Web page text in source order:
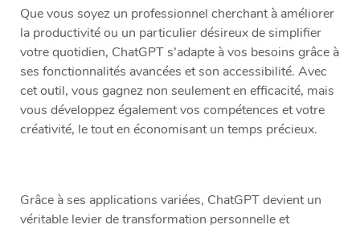
Que vous soyez un professionnel cherchant à améliorer
la productivité ou un particulier désireux de simplifier
votre quotidien, ChatGPT s’adapte à vos besoins grâce à
ses fonctionnalités avancées et son accessibilité. Avec
cet outil, vous gagnez non seulement en efficacité, mais
vous développez également vos compétences et votre
créativité, le tout en économisant un temps précieux.
Grâce à ses applications variées, ChatGPT devient un
véritable levier de transformation personnelle et